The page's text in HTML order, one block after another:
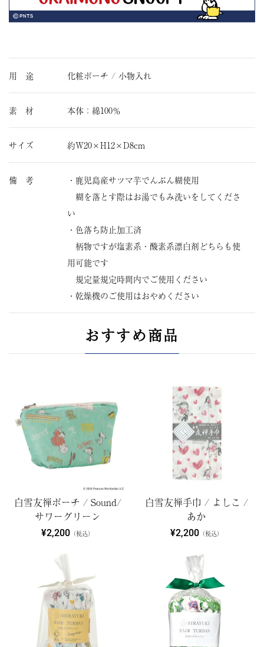
用 途 化粧ポーチ / 小物入れ
素 材 本体：綿100％
サイズ 約W20×H12×D8cm
備 考
・鹿児島産サツマ芋でんぷん糊使用
糊を落とす際はお湯でもみ洗いをしてくださ
い
・色落ち防止加工済
柄物ですが塩素系・酸素系漂白剤どちらも使
用可能です
規定量規定時間内でご使用ください
・乾燥機のご使用はおやめください
おすすめ商品
白雪友禅ポーチ / Sound/
サワーグリーン
¥2,200 （税込）
白雪友禅手巾 / よしこ /
あか
¥2,200（税込）